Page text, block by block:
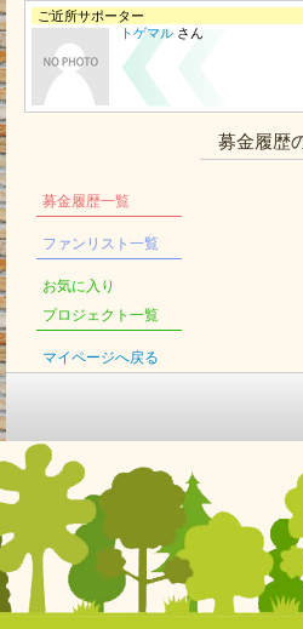
ご近所サポーター
トゲマル さん
募金履歴一覧
ファンリスト一覧
お気に入り
プロジェクト一覧
マイページへ戻る
募金履歴